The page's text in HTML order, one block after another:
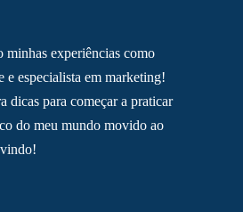
minhas experiências como
e especialista em marketing!
dicas para começar a praticar
do meu mundo movido ao